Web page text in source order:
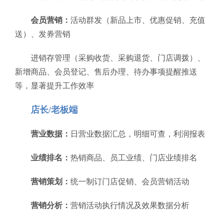
会员营销： 活动群发（新品上市、优惠促销、充值
送）、发券营销
进销存管理（采购收货、采购退货、门店调拨）、
新增商品、会员登记、售后办理、待办事项提醒推送
等，显著提升工作效率
店长/老板端
营业数据： 日营业数据汇总，明细可查，利润报表
业绩排名： 热销商品、员工业绩、门店业绩排名
营销策划： 统一制订门店促销、会员营销活动
营销分析： 营销活动执行情况及效果数据分析